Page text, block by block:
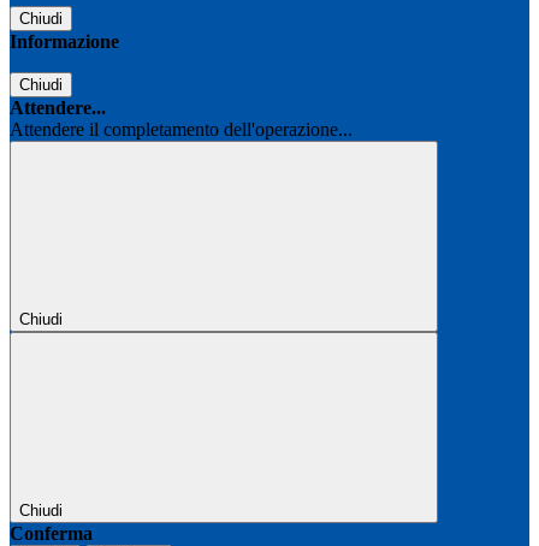
Chiudi
Informazione
Chiudi
Attendere...
Attendere il completamento dell'operazione...
Chiudi
Chiudi
Conferma